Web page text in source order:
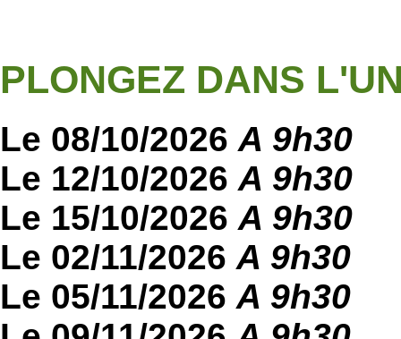
PLONGEZ DANS
Le 08/10/2026 A 9h30
Le 12/10/2026 A 9h30
Le 15/10/2026 A 9h30
Le 02/11/2026 A 9h30
Le 05/11/2026 A 9h30